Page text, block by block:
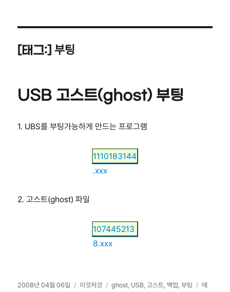
[태그:]부팅
USB 고스트(ghost) 부팅
1. UBS를 부팅가능하게 만드는 프로그램
1110183144
.xxx
2. 고스트(ghost) 파일
107445213
8.xxx
작
2008년 04월 06일
카
이것저것
태
ghost, USB,고스트, 백업,부팅
USB
에